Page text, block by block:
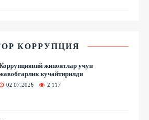
КОРРУПЦИЯ
жиноятлар учун
кучайтирилди
02.07.2026 2 117